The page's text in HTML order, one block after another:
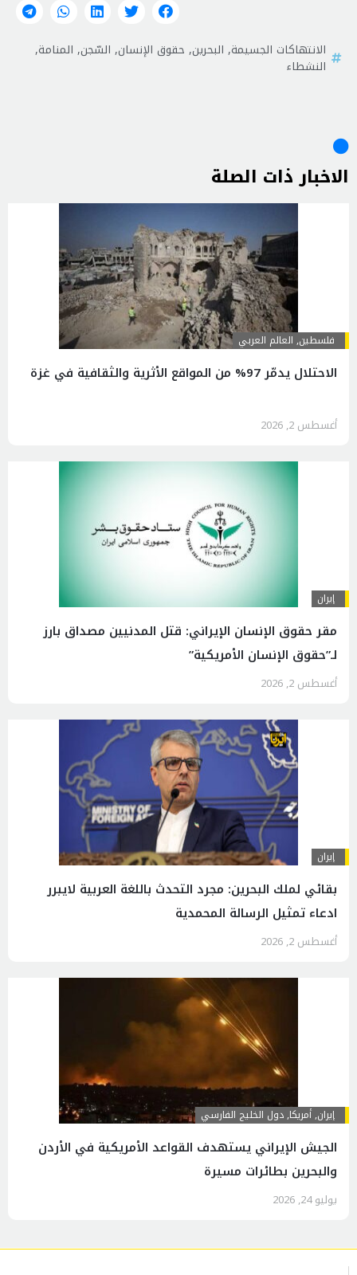
الانتهاكات الجسيمة, البحرين, حقوق الإنسان, السّجن, المنامة,
النشطاء
الاخبار ذات الصلة
فلسطين, العالم العربي
الاحتلال يدمّر 97% من المواقع الأثرية والثقافية في غزة
أغسطس 2, 2026
إيران
مقر حقوق الإنسان الإيراني: قتل المدنيين مصداق بارز
لـ”حقوق الإنسان الأمريكية”
أغسطس 2, 2026
إيران
بقائي لملك البحرين: مجرد التحدث باللغة العربية لايبرر
ادعاء تمثيل الرسالة المحمدية
أغسطس 2, 2026
إيران,أمريكا,دول الخليج الفارسي
الجيش الإيراني يستهدف القواعد الأمريكية في الأردن
والبحرين بطائرات مسيرة
يوليو 24, 2026